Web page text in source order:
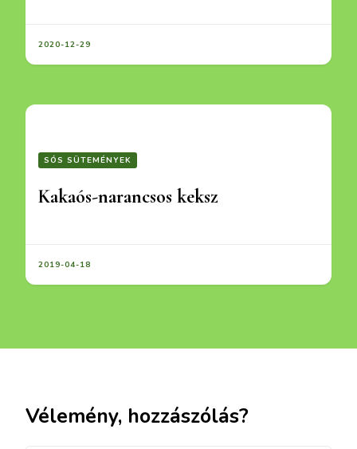
2020-12-29
SÓS SÜTEMÉNYEK
Kakaós-narancsos keksz
2019-04-18
Vélemény, hozzászólás?